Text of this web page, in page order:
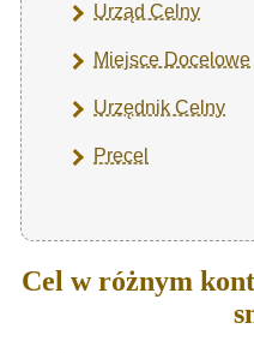
Urząd Celny
Miejsce Docelowe
Urzędnik Celny
Precel
Cel w różnym